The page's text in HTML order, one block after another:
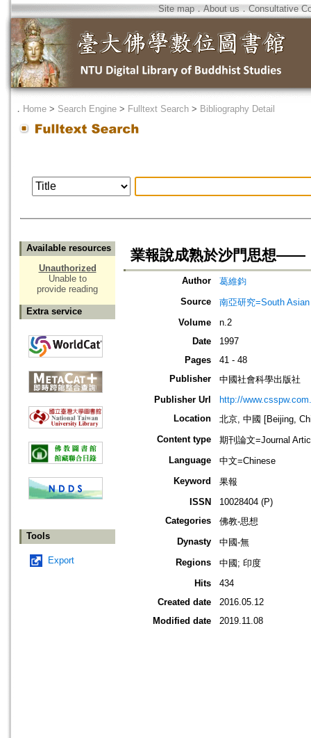
Site map．About us ． Consultative
． Home > Search Engine > Fulltext Search > Bibliography Detail
Available resources
Unauthorized
Unable to
provide reading
Extra service
Tools
Export
業報說成熟於沙門思想——
Author
葛維鈞
Source
南亞研究=South
Volume
n.2
Date
1997
Pages
41 - 48
Publisher
中國社會科學出版社
Publisher Url
http://
Location
北京, 中國 [Beijing,
Content type
期刊論文=Journal
Language
中文=Chinese
Keyword
果報
ISSN
10028404 (P)
Categories
佛教-思想
Dynasty
中國-無
Regions
中國; 印度
Hits
434
Created date
2016.05.12
Modified date
2019.11.08